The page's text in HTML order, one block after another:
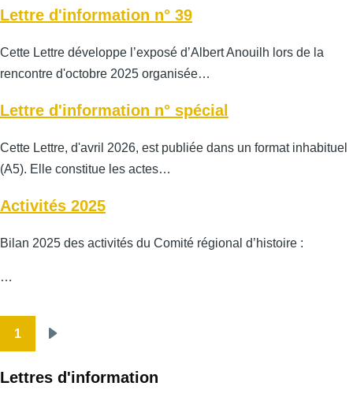
Lettre d'information n° 39
Cette Lettre développe l’exposé d’Albert Anouilh lors de la
rencontre d'octobre 2025 organisée…
Lettre d'information n° spécial
Cette Lettre, d'avril 2026, est publiée dans un format inhabituel
(A5). Elle constitue les actes…
Activités 2025
Bilan 2025 des activités du Comité régional d’histoire :
…
1
Lettres d'information